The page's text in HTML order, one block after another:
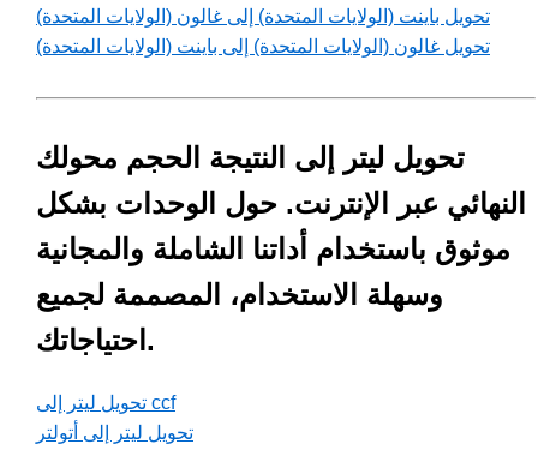
تحويل باينت (الولايات المتحدة) إلى غالون (الولايات المتحدة)
تحويل غالون (الولايات المتحدة) إلى باينت (الولايات المتحدة)
تحويل ليتر إلى النتيجة الحجم محولك
النهائي عبر الإنترنت. حول الوحدات بشكل
موثوق باستخدام أداتنا الشاملة والمجانية
وسهلة الاستخدام، المصممة لجميع
احتياجاتك.
تحويل ليتر إلى ccf
تحويل ليتر إلى أتولتر